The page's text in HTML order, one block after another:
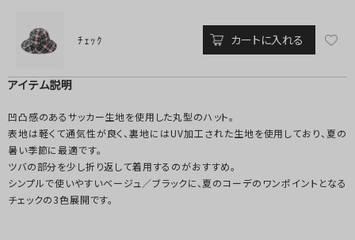
ﾁｪｯｸ カートに入れる
アイテム説明
凹凸感のあるサッカー生地を使用した丸型のハット。
表地は軽くて通気性が良く、裏地にはUV加工された生地を使用しており、夏の
暑い季節に最適です。
ツバの部分を少し折り返して着用するのがおすすめ。
シンプルで使いやすいベージュ／ブラックに、夏のコーデのワンポイントとなる
チェックの3色展開です。